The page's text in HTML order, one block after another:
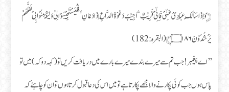
﴿وَ اِذَا سَاَلَكَ عِبَادِیْ عَنِّیْ فَاِنِّیْ قَرِیْبٌ ؕ اُجِیْبُ دَعْوَةَ الدَّاعِ اِذَا دَعَانِ ۙ فَلْیَسْتَجِیْبُوْا لِیْ وَ لْیُؤْمِنُوْا بِیْ لَعَلَّهُمْ
یَرْشُدُوْنَ۝۱۸۶﴾ (البقره: 182)
’’اے پیغمبر! جب تم سے میرے بندے میرے بارے میں دریافت کریں تو (کہہ دو کہ ) میں تو
پاس ہوں جب کوئی پکار نے والا مجھے پکارتا ہے تو میں اس کی دعا قبول کرتا ہوں تو ان کو چاہئے کہ